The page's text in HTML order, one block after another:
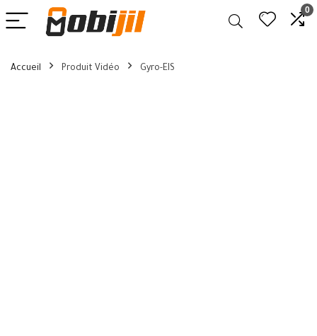
0
Accueil Produit Vidéo Gyro-EIS